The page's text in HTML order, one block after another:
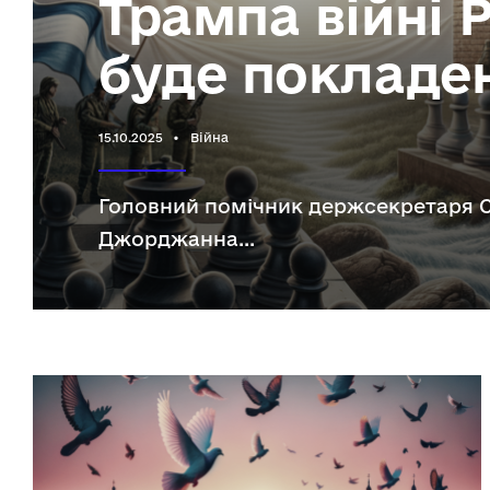
Трампа війні
буде
15.10.2025 • Війна
Головний помічник держсекретаря
Джорджанна...